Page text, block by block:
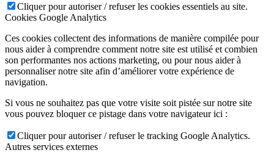
Cliquer pour autoriser / refuser les cookies essentiels au site.
Cookies Google Analytics
Ces cookies collectent des informations de manière compilée pour
nous aider à comprendre comment notre site est utilisé et combien
son performantes nos actions marketing, ou pour nous aider à
personnaliser notre site afin d’améliorer votre expérience de
navigation.
Si vous ne souhaitez pas que votre visite soit pistée sur notre site
vous pouvez bloquer ce pistage dans votre navigateur ici :
Cliquer pour autoriser / refuser le tracking Google Analytics.
Autres services externes